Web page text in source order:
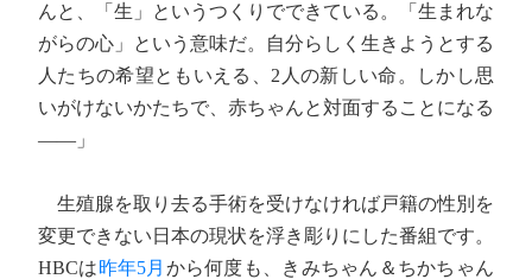
んと、「生」というつくりでできている。「生まれな
がらの心」という意味だ。自分らしく生きようとする
人たちの希望ともいえる、2人の新しい命。しかし思
いがけないかたちで、赤ちゃんと対面することになる
――」
生殖腺を取り去る手術を受けなければ戸籍の性別を
変更できない日本の現状を浮き彫りにした番組です。
HBCは昨年5月 から何度も、きみちゃん＆ちかちゃん